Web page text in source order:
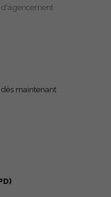
d'agencement
maintenant